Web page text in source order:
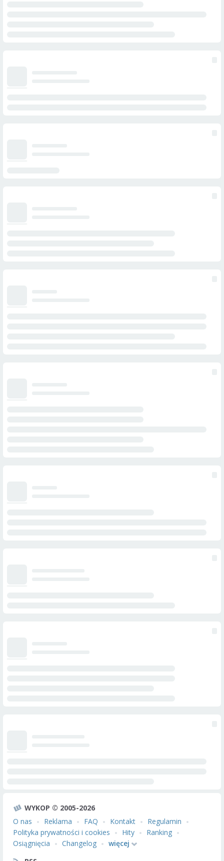
WYKOP © 2005-2026
O nas
Reklama FAQ Kontakt
Regulamin
Polityka prywatności i cookies
Hity
Ranking
Osiągnięcia
Changelog
więcej